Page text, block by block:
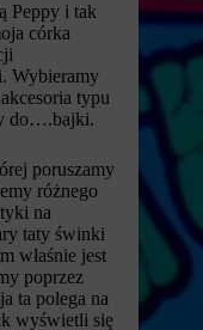
Peppy i tak
córka
Wybieramy
typu
do….bajki.
poruszamy
różnego
na
taty świnki
właśnie jest
poprzez
ta polega na
wyświetli się